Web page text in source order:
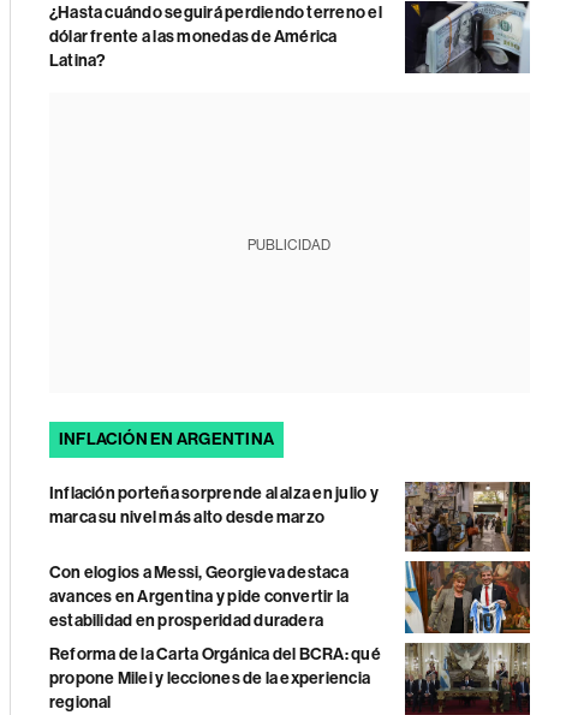
¿Hasta cuándo seguirá perdiendo terreno el
dólar frente a las monedas de América
Latina?
PUBLICIDAD
INFLACIÓN EN ARGENTINA
Inflación porteña sorprende al alza en julio y
marca su nivel más alto desde marzo
Con elogios a Messi, Georgieva destaca
avances en Argentina y pide convertir la
estabilidad en prosperidad duradera
Reforma de la Carta Orgánica del BCRA: qué
propone Milei y lecciones de la experiencia
regional